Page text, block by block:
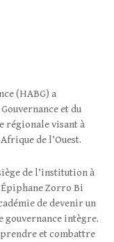
(HABG) a
et du
régionale visant à
de l’Ouest.
de l’institution à
Zorro Bi
de devenir un
gouvernance intègre.
et combattre